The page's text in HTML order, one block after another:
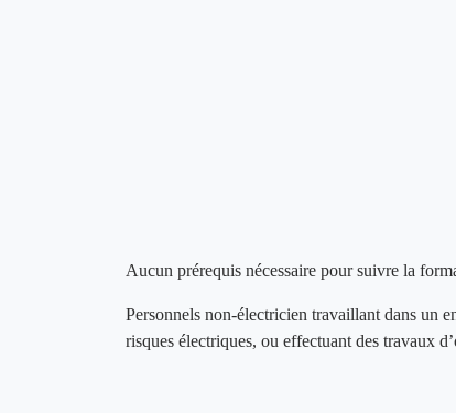
Aucun prérequis nécessaire pour suivre la
Personnels non-électricien travaillant dans un
risques électriques, ou effectuant des travaux